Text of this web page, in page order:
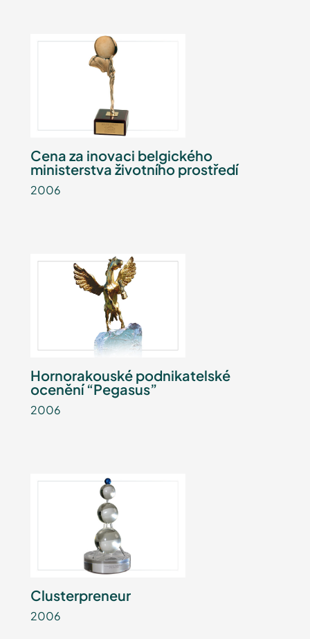
Cena za inovaci belgického
ministerstva životního prostředí
2006
Hornorakouské podnikatelské
ocenění “Pegasus”
2006
Clusterpreneur
2006